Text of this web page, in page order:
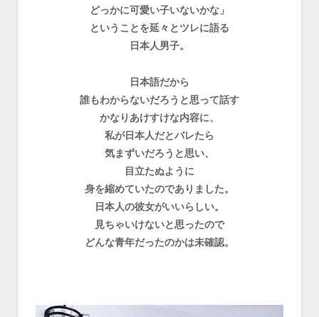
どっかに可愛い子いないかな」
ということを延々とツレに語る
日本人男子。
日本語だから
誰もわからないだろうと思って話す
かなりあけすけな内容に、
私が日本人だとバレたら
気まずいだろうと思い、
目立たぬように
身を縮めていたのでありました。
日本人の彼女がいいらしい。
見ちゃいけないと思ったので
どんな青年だったのかは未確認。